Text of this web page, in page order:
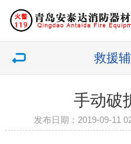
救援
手动破
发布日期：2019-09-11